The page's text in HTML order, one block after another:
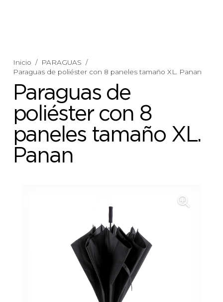
Inicio / PARAGUAS /
Paraguas de poliéster con 8 paneles tamaño XL. Panan
Paraguas de
poliéster con 8
paneles tamaño XL.
Panan